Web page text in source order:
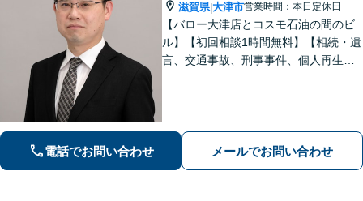
滋賀県|大津市営業時間：本日定休日
【バロー大津店とコスモ石油の間のビ
ル】【初回相談1時間無料】【相続・遺
言、交通事故、刑事事件、個人再生・
電話でお問い合わせ メールでお問い合わせ